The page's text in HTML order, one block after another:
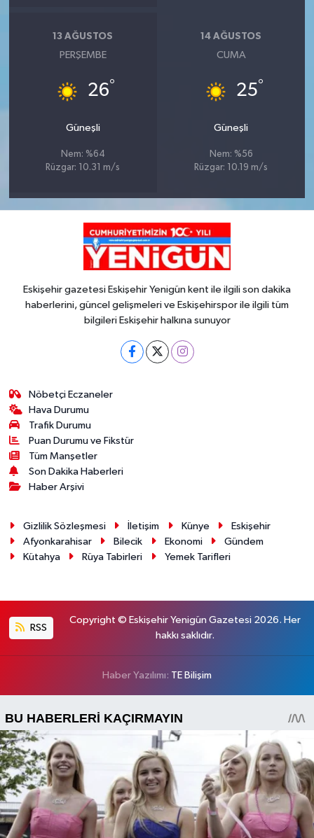
13 AĞUSTOS
PERŞEMBE
26°
Güneşli
Nem: %64
Rüzgar: 10.31 m/s
14 AĞUSTOS
CUMA
25°
Güneşli
Nem: %56
Rüzgar: 10.19 m/s
Eskişehir gazetesi Eskişehir Yenigün kent ile ilgili son dakika
haberlerini, güncel gelişmeleri ve Eskişehirspor ile ilgili tüm
bilgileri Eskişehir halkına sunuyor
Nöbetçi Eczaneler
Hava Durumu
Trafik Durumu
Puan Durumu ve Fikstür
Tüm Manşetler
Son Dakika Haberleri
Haber Arşivi
Gizlilik Sözleşmesi İletişim Künye
Eskişehir
Afyonkarahisar
Bilecik Ekonomi
Gündem
Kütahya
Rüya Tabirleri Yemek Tarifleri
RSS
Copyright © Eskişehir Yenigün Gazetesi 2026. Her
hakkı saklıdır.
Haber Yazılımı: TE Bilişim